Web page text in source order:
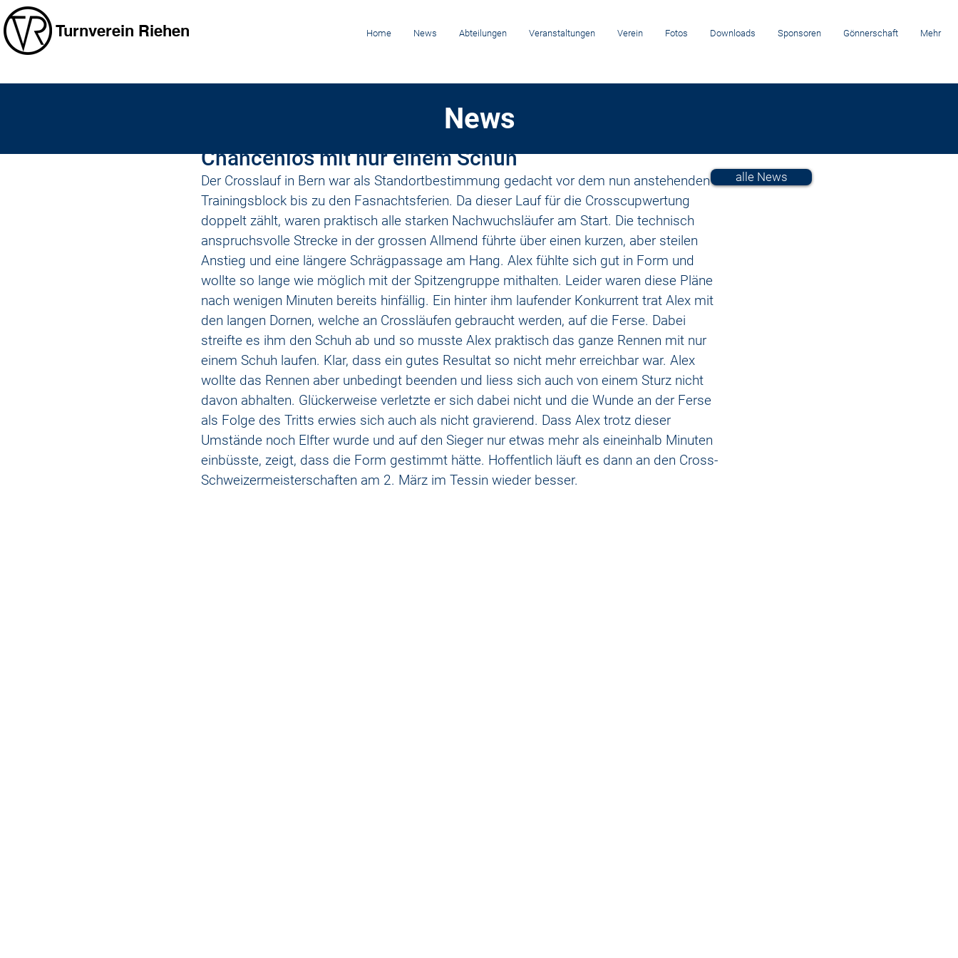
Turnverein Riehen Home News Abteilungen Veranstaltungen Verein Fotos Downloads Sponsoren Gönnerschaft Mehr
Chancenlos mit nur einem Schuh
Der Crosslauf in Bern war als Standortbestimmung gedacht vor dem nun anstehenden
Trainingsblock bis zu den Fasnachtsferien. Da dieser Lauf für die Crosscupwertung
doppelt zählt, waren praktisch alle starken Nachwuchsläufer am Start. Die technisch
anspruchsvolle Strecke in der grossen Allmend führte über einen kurzen, aber steilen
Anstieg und eine längere Schrägpassage am Hang. Alex fühlte sich gut in Form und
wollte so lange wie möglich mit der Spitzengruppe mithalten. Leider waren diese Pläne
nach wenigen Minuten bereits hinfällig. Ein hinter ihm laufender Konkurrent trat Alex mit
den langen Dornen, welche an Crossläufen gebraucht werden, auf die Ferse. Dabei
streifte es ihm den Schuh ab und so musste Alex praktisch das ganze Rennen mit nur
einem Schuh laufen. Klar, dass ein gutes Resultat so nicht mehr erreichbar war. Alex
wollte das Rennen aber unbedingt beenden und liess sich auch von einem Sturz nicht
davon abhalten. Glückerweise verletzte er sich dabei nicht und die Wunde an der Ferse
als Folge des Tritts erwies sich auch als nicht gravierend. Dass Alex trotz dieser
Umstände noch Elfter wurde und auf den Sieger nur etwas mehr als eineinhalb Minuten
einbüsste, zeigt, dass die Form gestimmt hätte. Hoffentlich läuft es dann an den Cross-
Schweizermeisterschaften am 2. März im Tessin wieder besser.
News
alle News